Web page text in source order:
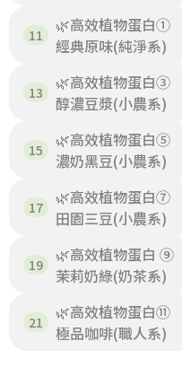
🌿高效植物蛋白①
經典原味(純淨系)
🌿高效植物蛋白③
醇濃豆漿(小農系)
🌿高效植物蛋白⑤
濃奶黑豆(小農系)
🌿高效植物蛋白⑦
田園三豆(小農系)
🌿高效植物蛋白 ⑨
茉莉奶綠(奶茶系)
🌿高效植物蛋白⑪
極品咖啡(職人系)